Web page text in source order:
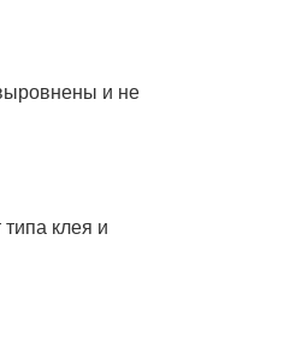
и не
клея и